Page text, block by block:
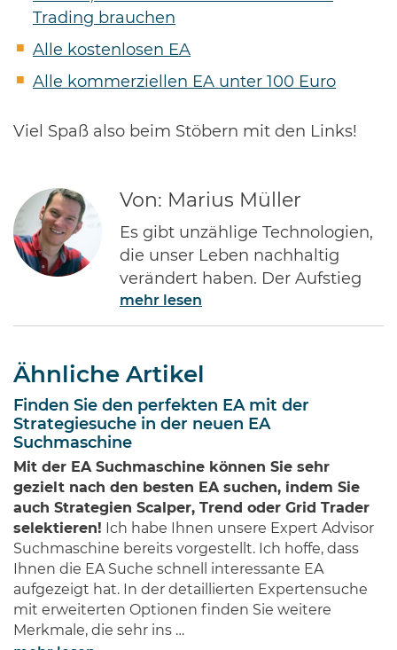
Trading brauchen
Alle kostenlosen EA
Alle kommerziellen EA unter 100 Euro
Viel Spaß also beim Stöbern mit den Links!
Von: Marius Müller
Es gibt unzählige Technologien,
die unser Leben nachhaltig
verändert haben. Der Aufstieg
des Internets gehört ohne Frage
zu den Bedeutendsten. Namen
Bill Gates von Microsoft dürften
jedem Investor geläufig sein.
Diese Männer haben Imperien
erschaffen und gleichzeitig
Millionen von Anlegern auf der
ganzen Welt …
mehr lesen
Ähnliche Artikel
Finden Sie den perfekten EA mit der
Strategiesuche in der neuen EA
Suchmaschine
Mit der EA Suchmaschine können Sie sehr
gezielt nach den besten EA suchen, indem Sie
auch Strategien Scalper, Trend oder Grid Trader
selektieren! Ich habe Ihnen unsere Expert Advisor
Suchmaschine bereits vorgestellt. Ich hoffe, dass
Ihnen die EA Suche schnell interessante EA
aufgezeigt hat. In der detaillierten Expertensuche
mit erweiterten Optionen finden Sie weitere
Merkmale, die sehr ins …